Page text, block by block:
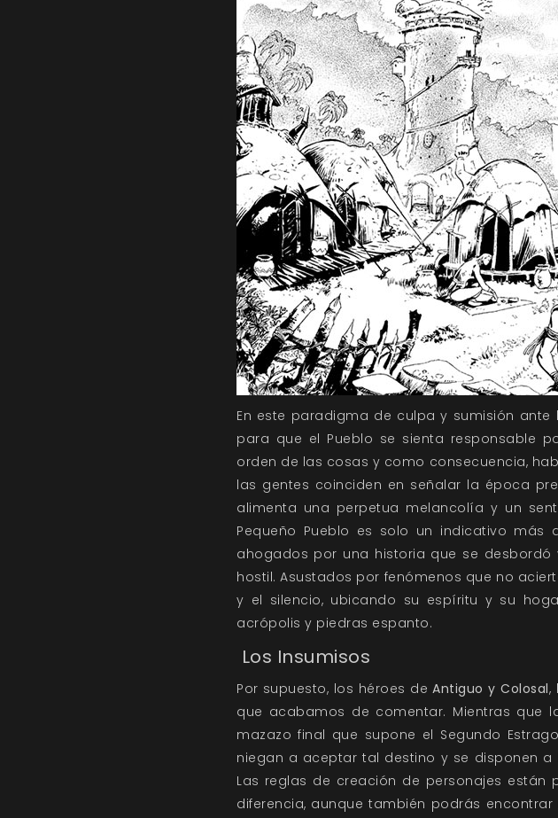
En este paradigma de culpa y sumisión
para que el Pueblo se sienta responsable
orden de las cosas y como consecuencia,
las gentes coinciden en señalar la época
alimenta una perpetua melancolía y un
Pequeño Pueblo es solo un indicativo más
ahogados por una historia que se
hostil. Asustados por fenómenos que no
y el silencio, ubicando su espíritu y su
acrópolis y piedras espanto.
Los Insumisos
Por supuesto, los héroes deAntiguo y Colosal,
que acabamos de comentar. Mientras que
mazazo final que supone el Segundo
niegan a aceptar tal destino y se disponen
Las reglas de creación de personajes
diferencia, aunque también podrás